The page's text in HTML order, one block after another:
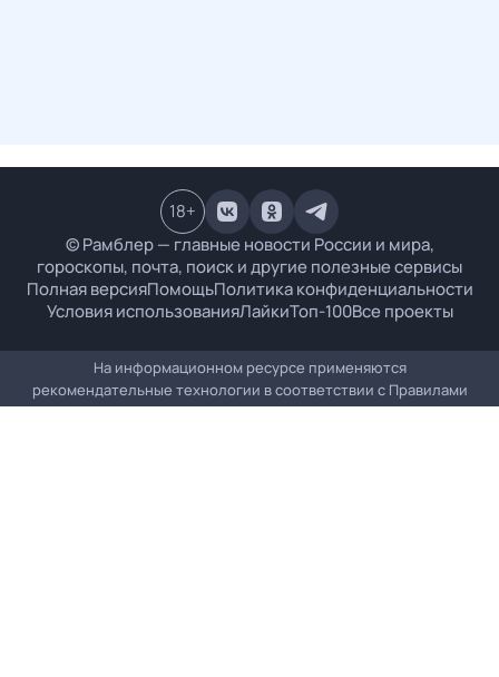
© Рамблер — главные новости России и мира,
гороскопы, почта, поиск и другие полезные сервисы
Полная версияПомощьПолитика конфиденциальности
Условия использованияЛайкиТоп-100Все проекты
18+
На информационном ресурсе применяются
рекомендательные технологии в соответствии с Правилами